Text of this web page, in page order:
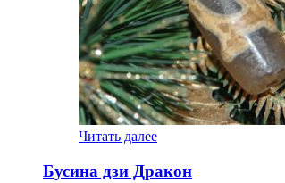
Читать далее
Бусина дзи Дракон